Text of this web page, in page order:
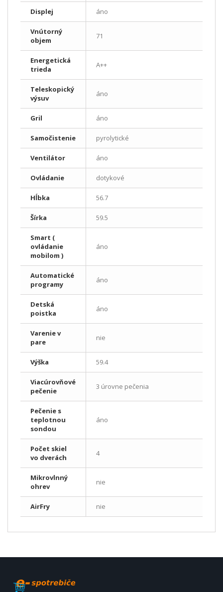
Displej áno
Vnútorný
objem
71
Energetická
trieda
A++
Teleskopický
výsuv
áno
Gril áno
Samočistenie pyrolytické
Ventilátor áno
Ovládanie dotykové
Hĺbka 56.7
Šírka 59.5
Smart (
ovládanie
mobilom )
áno
Automatické
programy
áno
Detská
poistka
áno
Varenie v
pare
nie
Výška 59.4
Viacúrovňové
pečenie
3 úrovne pečenia
Pečenie s
teplotnou
sondou
áno
Počet skiel
vo dverách
4
Mikrovlnný
ohrev
nie
AirFry nie